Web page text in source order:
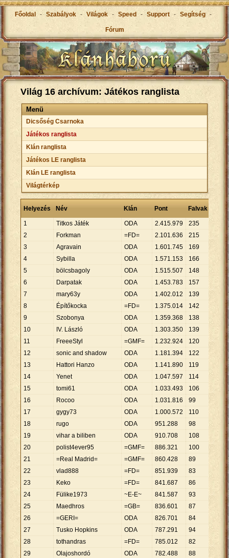
Főoldal - Szabályok - Világok - Speed - Support - Segítség -
Fórum
Világ 16 archívum: Játékos ranglista
Menü
Dicsőség Csarnoka
Játékos ranglista
Klán ranglista
Játékos LE ranglista
Klán LE ranglista
Világtérkép
Helyezés Név Klán Pont Falvak
1
Titkos Játék ODA 2.415.979 235 10
2
Forkman =FD= 2.101.636 215 9
775
3
Agravain ODA 1.601.745 169
478
4
Sybilla ODA 1.571.153 166 .
465
5
bölcsbagoly ODA 1.515.507 148
6
Darpatak ODA 1.453.783 157
7
mary63y ODA 1.402.012 139
8
Építőkocka =FD= 1.375.014 142 . 683
9
Szobonya ODA 1.359.368 138
850
10
IV. László ODA 1.303.350 139 . 377
11
FreeeStyl =GMF= 1.232.924 120 10
12
sonic and shadow ODA 1.181.394 122 9
684
13
Hattori Hanzo ODA 1.141.890 119
596
14
Yenet ODA 1.047.597 114 9.
189
15
tomi61 ODA 1.033.493 106 9
16
Rocoo ODA 1.031.816 99
17
gygy73 ODA 1.000.572 110 .
096
18
rugo ODA 951.288 98
707
19
vihar a biliben ODA 910.708 108
432
20
polist4ever95 =GMF= 886.321 100
21
=Real Madrid= =GMF= 860.428 89 . 668
22
vlad888 =FD= 851.939 83
23
Keko =FD= 841.687 86 . 787
24
Fülike1973 ~E-E~ 841.587 93
049
25
Maedhros =GB= 836.601 87 9
616
26
=GERI= ODA 826.701 84
842
27
Tusko Hopkins ODA 787.291 94 8.
375
28
tothandras =FD= 785.012 82 9
573
29
Olajoshordó ODA 782.488 88
892